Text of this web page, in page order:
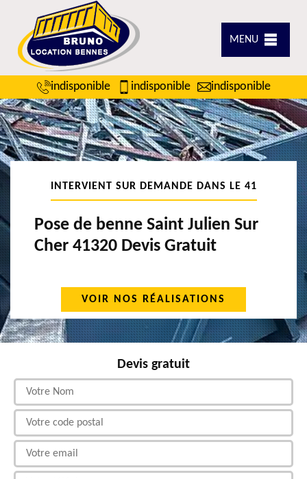
MENU
indisponible indisponible indisponible
INTERVIENT SUR DEMANDE DANS LE 41
Pose de benne Saint Julien Sur
Cher 41320 Devis Gratuit
VOIR NOS RÉALISATIONS
Devis gratuit